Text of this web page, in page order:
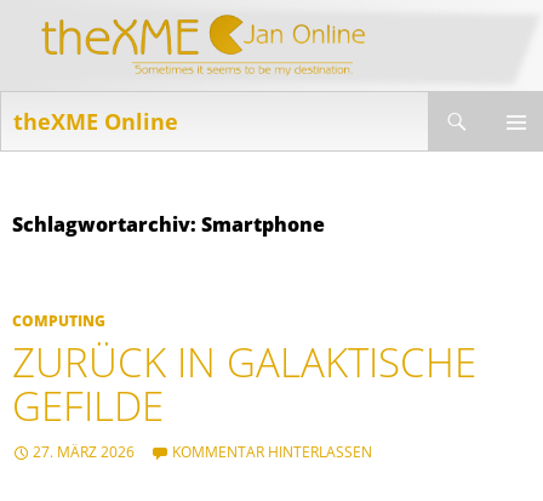
theXME Online
Schlagwortarchiv: Smartphone
COMPUTING
ZURÜCK IN GALAKTISCHE
GEFILDE
27. MÄRZ 2026 KOMMENTAR HINTERLASSEN